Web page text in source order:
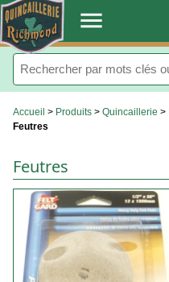
. menu
Accueil > Produits > Quincaillerie >
Feutres
Feutres